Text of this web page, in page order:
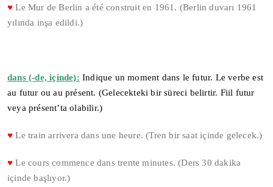
♥ Le Mur de Berlin a été construit en 1961. (Berlin duvarı 1961
yılında inşa edildi.)
dans (-de, içinde): Indique un moment dans le futur. Le verbe est
au futur ou au présent. (Gelecekteki bir süreci belirtir. Fiil futur
veya présent’ta olabilir.)
♥ Le train arrivera dans une heure. (Tren bir saat içinde gelecek.)
♥ Le cours commence dans trente minutes. (Ders 30 dakika
içinde başlıyor.)